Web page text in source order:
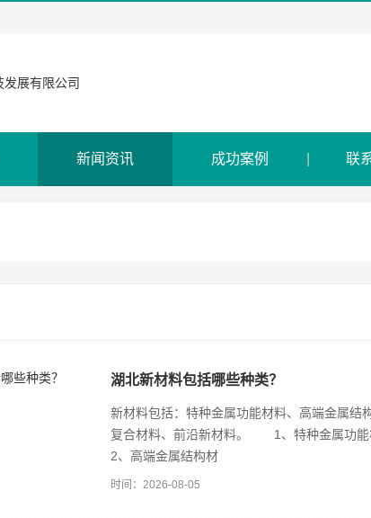
新闻资讯 成功案例 联
湖北新材料包括哪些种类？
新材料包括：特种金属功能材料、高端金属结
复合材料、前沿新材料。 1、特种金属功
2、高端金属结构材
时间：2026-08-05